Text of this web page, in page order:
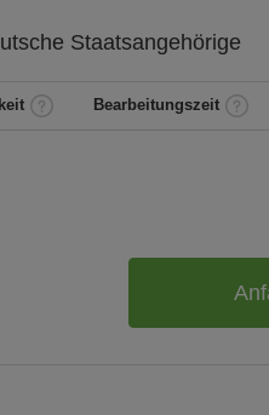
Staatsangehörige
Bearbeitungszeit